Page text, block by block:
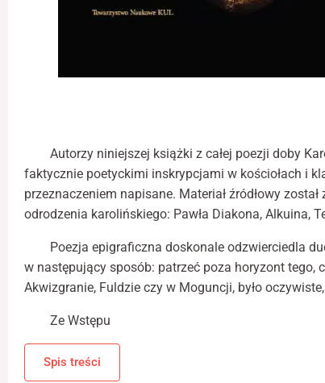
Autorzy niniejszej książki z całej poezji doby
faktycznie poetyckimi inskrypcjami w kościołach i
przeznaczeniem napisane. Materiał źródłowy
odrodzenia karolińskiego: Pawła Diakona, Alkuina,
Poezja epigraficzna doskonale odzwierciedla
w następujący sposób: patrzeć poza horyzont
Akwizgranie, Fuldzie czy w Moguncji, było
Ze Wstępu
Spis treści